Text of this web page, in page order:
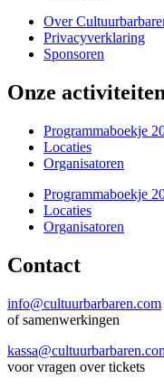
Over
Privacyverklaring
Sponsoren
Onze activiteiten
Programmaboekje
Locaties
Organisatoren
Programmaboekje
Locaties
Organisatoren
Contact
info@cultuurbarbaren.com
of samenwerkingen
voor vragen over tickets